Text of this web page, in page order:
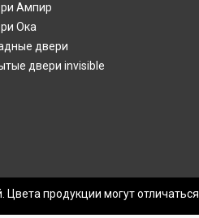
Ампир
Ока
двери
двери invisible
продукции могут отличаться